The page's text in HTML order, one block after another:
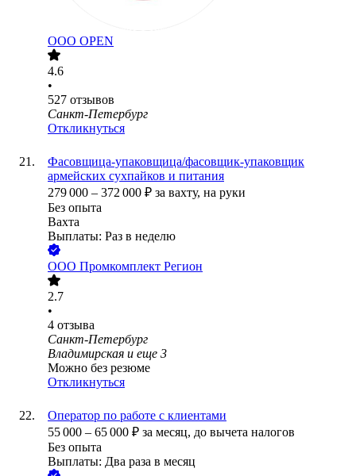
ООО OPEN
4.6
•
527 отзывов
Санкт-Петербург
Откликнуться
Фасовщица-упаковщица/фасовщик-упаковщик
армейских сухпайков и питания
279 000 – 372 000 ₽ за вахту, на руки
Без опыта
Вахта
Выплаты: Раз в неделю
ООО Промкомплект Регион
2.7
•
4 отзыва
Санкт-Петербург
Владимирская и еще 3
Можно без резюме
Откликнуться
Оператор по работе с клиентами
55 000 – 65 000 ₽ за месяц, до вычета налогов
Без опыта
Выплаты: Два раза в месяц